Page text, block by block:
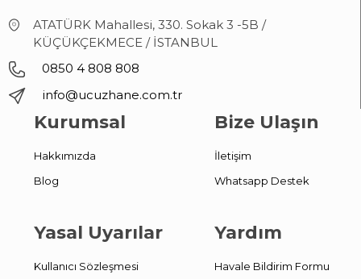
ATATÜRK Mahallesi, 330. Sokak 3 -5B /
KÜÇÜKÇEKMECE / İSTANBUL
0850 4 808 808
info@ucuzhane.com.tr
Kurumsal
Hakkımızda
Blog
Yasal Uyarılar
Kullanıcı Sözleşmesi
Bize Ulaşın
İletişim
Whatsapp Destek
Yardım
Havale Bildirim Formu